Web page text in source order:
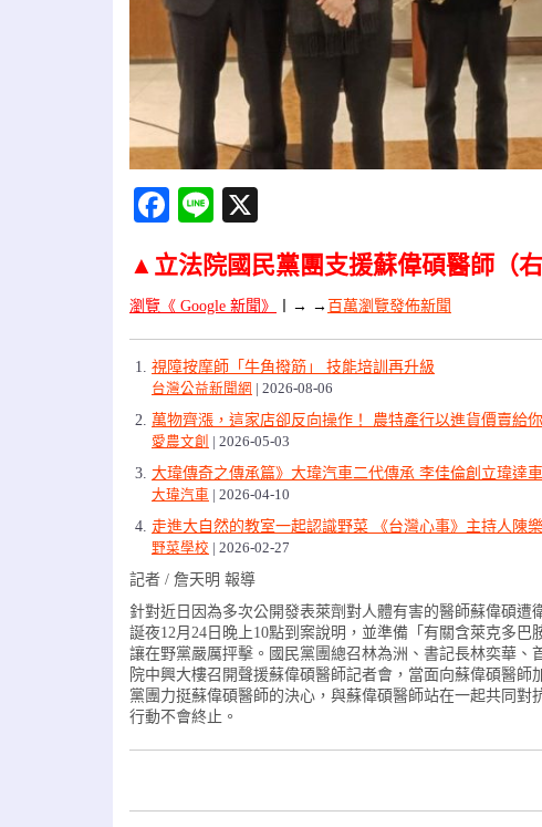
Facebook
Line
▲立法院國民黨團支援蘇偉碩醫師（
瀏覽《 Google 新聞》 → → 百萬瀏覽發佈新聞
視障按摩師「牛角撥筋」 技能培訓再升級
台灣公益新聞網 2026-08-06
萬物齊漲，這家店卻反向操作！ 農特產行以進貨價賣給
愛農文創 2026-05-03
大瑋傳奇之傳承篇》大瑋汽車二代傳承 李佳倫創立瑋達
大瑋汽車 2026-04-10
走進大自然的教室一起認識野菜 《台灣心事》主持人陳
野菜學校 2026-02-27
記者 / 詹天明 報導
針對近日因為多次公開發表萊劑對人體有害的醫師蘇偉碩
誕夜12月24日晚上10點到案說明，並準備「有關含萊克多
讓在野黨嚴厲抨擊。國民黨團總召林為洲、書記長林奕華
院中興大樓召開聲援蘇偉碩醫師記者會，當面向蘇偉碩醫
黨團力挺蘇偉碩醫師的決心，與蘇偉碩醫師站在一起共同
行動不會終止。